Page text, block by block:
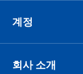
계정
회사 소개